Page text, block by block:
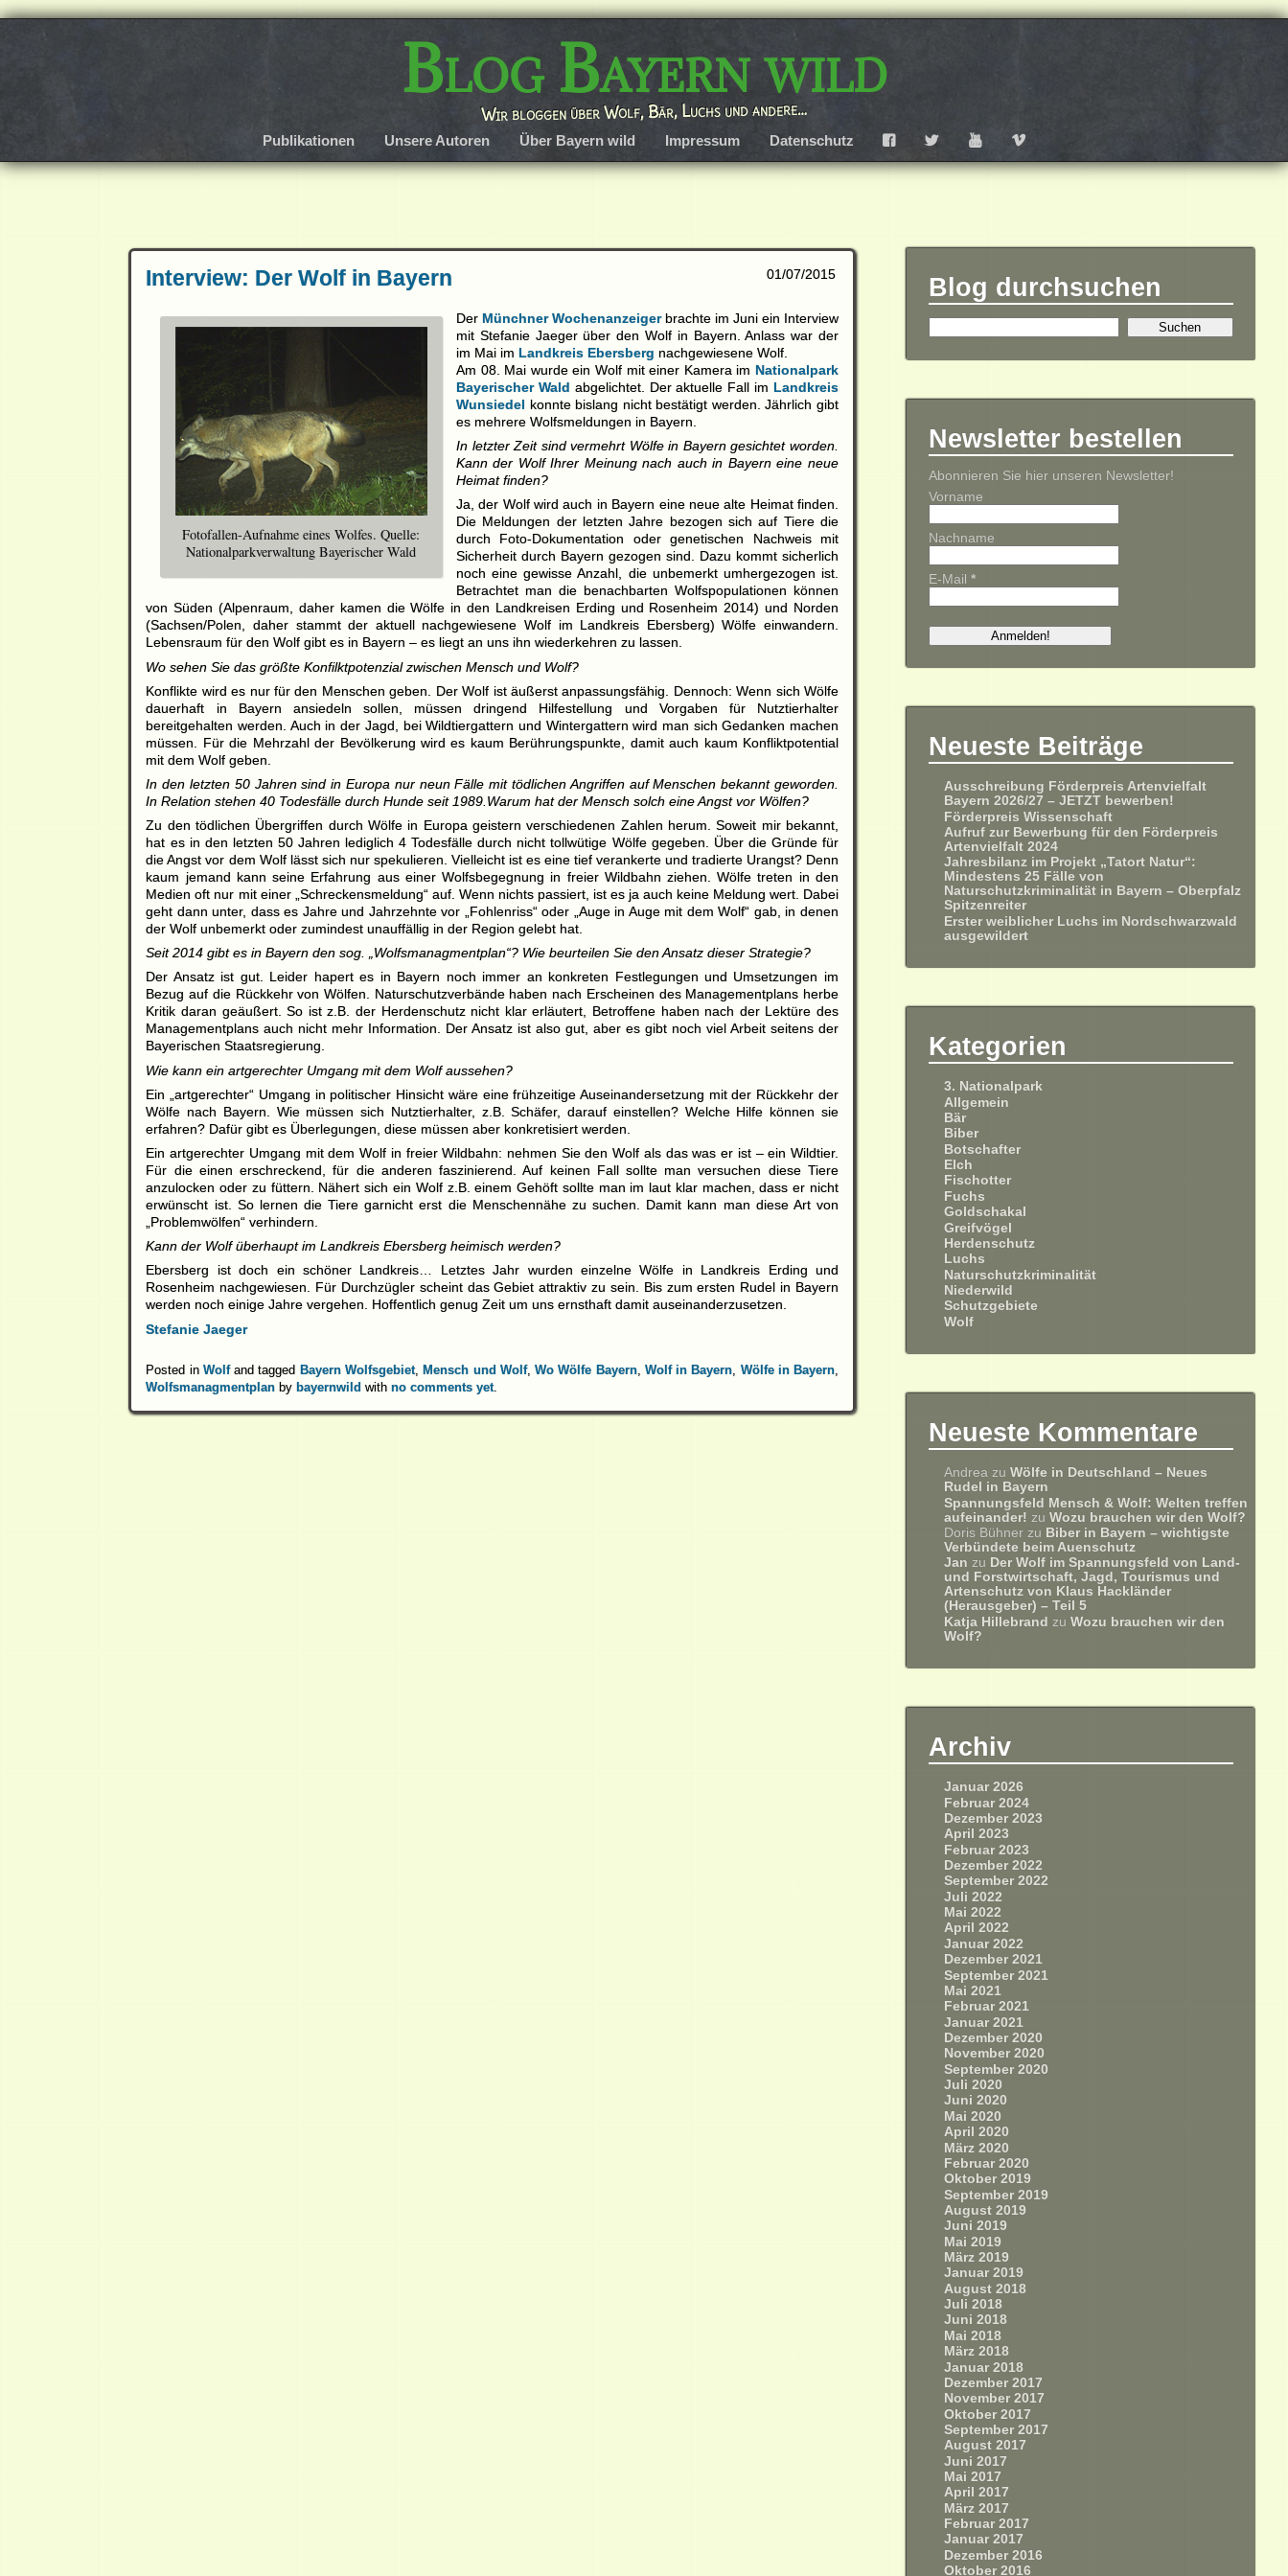
Blog Bayern wild
Wir bloggen über Wolf, Bär, Luchs und andere…
Publikationen Unsere Autoren Über Bayern wild Impressum Datenschutz F T Y V
01/07/2015
Interview: Der Wolf in Bayern
Fotofallen-Aufnahme eines Wolfes. Quelle:
Nationalparkverwaltung Bayerischer Wald
Der Münchner Wochenanzeigerbrachte im Juni ein Interview
mit Stefanie Jaeger über den Wolf in Bayern. Anlass war der
im Mai im Landkreis Ebersberg nachgewiesene Wolf.
Am 08. Mai wurde ein Wolf mit einer Kamera im Nationalpark
Bayerischer Wald abgelichtet. Der aktuelle Fall im Landkreis
Wunsiedel konnte bislang nicht bestätigt werden. Jährlich gibt
es mehrere Wolfsmeldungen in Bayern.
In letzter Zeit sind vermehrt Wölfe in Bayern gesichtet worden.
Kann der Wolf Ihrer Meinung nach auch in Bayern eine neue
Heimat finden?
Ja, der Wolf wird auch in Bayern eine neue alte Heimat finden.
Die Meldungen der letzten Jahre bezogen sich auf Tiere die
durch Foto-Dokumentation oder genetischen Nachweis mit
Sicherheit durch Bayern gezogen sind. Dazu kommt sicherlich
noch eine gewisse Anzahl, die unbemerkt umhergezogen ist.
Betrachtet man die benachbarten Wolfspopulationen können
von Süden (Alpenraum, daher kamen die Wölfe in den Landkreisen Erding und Rosenheim 2014) und Norden
(Sachsen/Polen, daher stammt der aktuell nachgewiesene Wolf im Landkreis Ebersberg) Wölfe einwandern.
Lebensraum für den Wolf gibt es in Bayern – es liegt an uns ihn wiederkehren zu lassen.
Wo sehen Sie das größte Konfilktpotenzial zwischen Mensch und Wolf?
Konflikte wird es nur für den Menschen geben. Der Wolf ist äußerst anpassungsfähig. Dennoch: Wenn sich Wölfe
dauerhaft in Bayern ansiedeln sollen, müssen dringend Hilfestellung und Vorgaben für Nutztierhalter
bereitgehalten werden. Auch in der Jagd, bei Wildtiergattern und Wintergattern wird man sich Gedanken machen
müssen. Für die Mehrzahl der Bevölkerung wird es kaum Berührungspunkte, damit auch kaum Konfliktpotential
mit dem Wolf geben.
In den letzten 50 Jahren sind in Europa nur neun Fälle mit tödlichen Angriffen auf Menschen bekannt geworden.
In Relation stehen 40 Todesfälle durch Hunde seit 1989.Warum hat der Mensch solch eine Angst vor Wölfen?
Zu den tödlichen Übergriffen durch Wölfe in Europa geistern verschiedenen Zahlen herum. Soweit mir bekannt,
hat es in den letzten 50 Jahren lediglich 4 Todesfälle durch nicht tollwütige Wölfe gegeben. Über die Gründe für
die Angst vor dem Wolf lässt sich nur spekulieren. Vielleicht ist es eine tief verankerte und tradierte Urangst? Denn
kaum jemand kann seine Erfahrung aus einer Wolfsbegegnung in freier Wildbahn ziehen. Wölfe treten in den
Medien oft nur mit einer „Schreckensmeldung“ auf. Wenn nichts passiert, ist es ja auch keine Meldung wert. Dabei
geht dann unter, dass es Jahre und Jahrzehnte vor „Fohlenriss“ oder „Auge in Auge mit dem Wolf“ gab, in denen
der Wolf unbemerkt oder zumindest unauffällig in der Region gelebt hat.
Seit 2014 gibt es in Bayern den sog. „Wolfsmanagmentplan“? Wie beurteilen Sie den Ansatz dieser Strategie?
Der Ansatz ist gut. Leider hapert es in Bayern noch immer an konkreten Festlegungen und Umsetzungen im
Bezug auf die Rückkehr von Wölfen. Naturschutzverbände haben nach Erscheinen des Managementplans herbe
Kritik daran geäußert. So ist z.B. der Herdenschutz nicht klar erläutert, Betroffene haben nach der Lektüre des
Managementplans auch nicht mehr Information. Der Ansatz ist also gut, aber es gibt noch viel Arbeit seitens der
Bayerischen Staatsregierung.
Wie kann ein artgerechter Umgang mit dem Wolf aussehen?
Ein „artgerechter“ Umgang in politischer Hinsicht wäre eine frühzeitige Auseinandersetzung mit der Rückkehr der
Wölfe nach Bayern. Wie müssen sich Nutztierhalter, z.B. Schäfer, darauf einstellen? Welche Hilfe können sie
erfahren? Dafür gibt es Überlegungen, diese müssen aber konkretisiert werden.
Ein artgerechter Umgang mit dem Wolf in freier Wildbahn: nehmen Sie den Wolf als das was er ist – ein Wildtier.
Für die einen erschreckend, für die anderen faszinierend. Auf keinen Fall sollte man versuchen diese Tiere
anzulocken oder zu füttern. Nähert sich ein Wolf z.B. einem Gehöft sollte man im laut klar machen, dass er nicht
erwünscht ist. So lernen die Tiere garnicht erst die Menschennähe zu suchen. Damit kann man diese Art von
„Problemwölfen“ verhindern.
Kann der Wolf überhaupt im Landkreis Ebersberg heimisch werden?
Ebersberg ist doch ein schöner Landkreis… Letztes Jahr wurden einzelne Wölfe in Landkreis Erding und
Rosenheim nachgewiesen. Für Durchzügler scheint das Gebiet attraktiv zu sein. Bis zum ersten Rudel in Bayern
werden noch einige Jahre vergehen. Hoffentlich genug Zeit um uns ernsthaft damit auseinanderzusetzen.
Stefanie Jaeger
Posted in Wolfand tagged Bayern Wolfsgebiet, Mensch und Wolf,Wo Wölfe Bayern, Wolf in Bayern Wölfe in Bayern
Wolfsmanagmentplan by bayernwild withno comments yet.
Blog durchsuchen
Newsletter bestellen
Abonnieren Sie hier unseren Newsletter!
Vorname
Nachname
E-Mail*
Neueste Beiträge
Ausschreibung Förderpreis Artenvielfalt
Bayern 2026/27 – JETZT bewerben!
Förderpreis Wissenschaft
Aufruf zur Bewerbung für den Förderpreis
Artenvielfalt 2024
Jahresbilanz im Projekt „Tatort Natur“:
Mindestens 25 Fälle von
Naturschutzkriminalität in Bayern – Oberpfalz
Spitzenreiter
Erster weiblicher Luchs im Nordschwarzwald
ausgewildert
Kategorien
3. Nationalpark
Allgemein
Bär
Biber
Botschafter
Elch
Fischotter
Fuchs
Goldschakal
Greifvögel
Herdenschutz
Luchs
Naturschutzkriminalität
Niederwild
Schutzgebiete
Wolf
Neueste Kommentare
Andrea zuWölfe in Deutschland – Neues
Rudel in Bayern
Spannungsfeld Mensch & Wolf: Welten treffen
aufeinander! zuWozu brauchen wir den Wolf?
Doris Bühner zu Biber in Bayern – wichtigste
Verbündete beim Auenschutz
Jan zu Der Wolf im Spannungsfeld von Land-
und Forstwirtschaft, Jagd, Tourismus und
Artenschutz von Klaus Hackländer
(Herausgeber) – Teil 5
Katja Hillebrand zuWozu brauchen wir den
Wolf?
Archiv
Januar 2026
Februar 2024
Dezember 2023
April 2023
Februar 2023
Dezember 2022
September 2022
Juli 2022
Mai 2022
April 2022
Januar 2022
Dezember 2021
September 2021
Mai 2021
Februar 2021
Januar 2021
Dezember 2020
November 2020
September 2020
Juli 2020
Juni 2020
Mai 2020
April 2020
März 2020
Februar 2020
Oktober 2019
September 2019
August 2019
Juni 2019
Mai 2019
März 2019
Januar 2019
August 2018
Juli 2018
Juni 2018
Mai 2018
März 2018
Januar 2018
Dezember 2017
November 2017
Oktober 2017
September 2017
August 2017
Juni 2017
Mai 2017
April 2017
März 2017
Februar 2017
Januar 2017
Dezember 2016
Oktober 2016